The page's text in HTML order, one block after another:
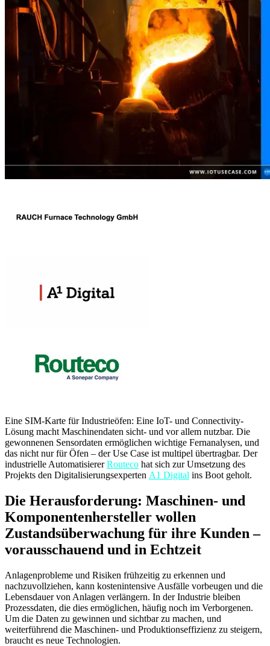
Eine SIM-Karte für Industrieöfen: Eine IoT- und Connectivity-
Lösung macht Maschinendaten sicht- und vor allem nutzbar. Die
gewonnenen Sensordaten ermöglichen wichtige Fernanalysen, und
das nicht nur für Öfen – der Use Case ist multipel übertragbar. Der
industrielle AutomatisiererRouteco hat sich zur Umsetzung des
Projekts den Digitalisierungsexperten A1 Digital ins Boot geholt.
Die Herausforderung: Maschinen- und
Komponentenhersteller wollen
Zustandsüberwachung für ihre Kunden –
vorausschauend und in Echtzeit
Anlagenprobleme und Risiken frühzeitig zu erkennen und
nachzuvollziehen, kann kostenintensive Ausfälle vorbeugen und die
Lebensdauer von Anlagen verlängern. In der Industrie bleiben
Prozessdaten, die dies ermöglichen, häufig noch im Verborgenen.
Um die Daten zu gewinnen und sichtbar zu machen, und
weiterführend die Maschinen- und Produktionseffizienz zu steigern,
braucht es neue Technologien.